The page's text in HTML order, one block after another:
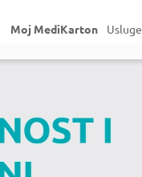
Moj MediKarton Usluge